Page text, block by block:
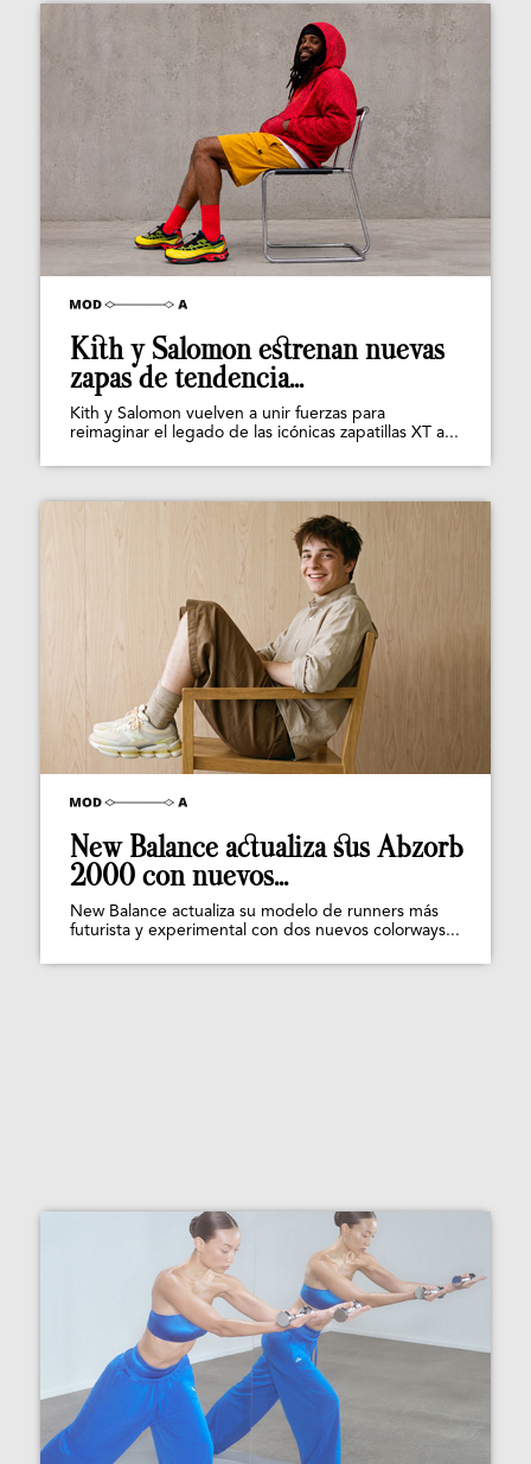
Kith y Salomon estrenan nuevas
zapas de tendencia...
Kith y Salomon vuelven a unir fuerzas para
reimaginar el legado de las icónicas zapatillas XT a...
New Balance actualiza sus Abzorb
2000 con nuevos...
New Balance actualiza su modelo de runners más
futurista y experimental con dos nuevos colorways...